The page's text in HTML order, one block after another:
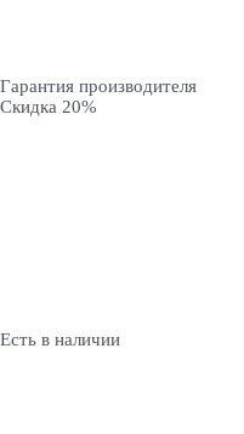
Гарантия производителя
Скидка 20%
Есть в наличии